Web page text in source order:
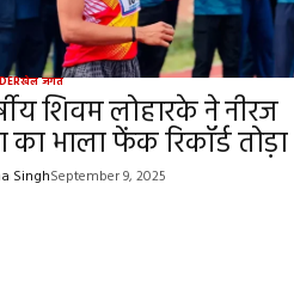
Your E-mail*
in
I
खेल जगत
शिवम लोहारके ने नीरज
का भाला फेंक रिकॉर्ड तोड़ा
SinghSeptember 9, 2025